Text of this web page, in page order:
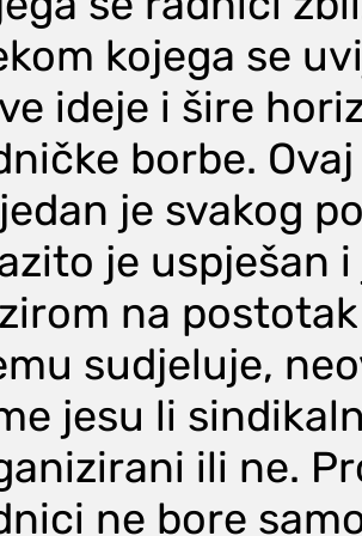
kojega se
ideje i šire
borbe.
je svakog
je uspješan i
na
sudjeluje,
jesu li
ili ne.
ne bore